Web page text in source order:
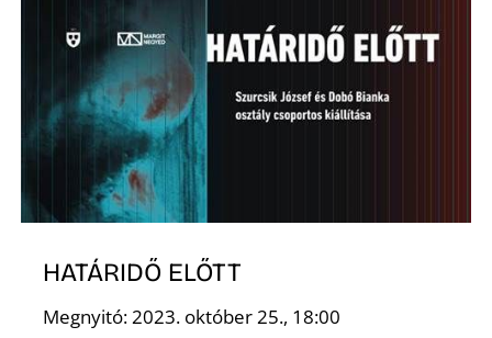
HATÁRIDŐ ELŐTT
Megnyitó: 2023. október 25., 18:00